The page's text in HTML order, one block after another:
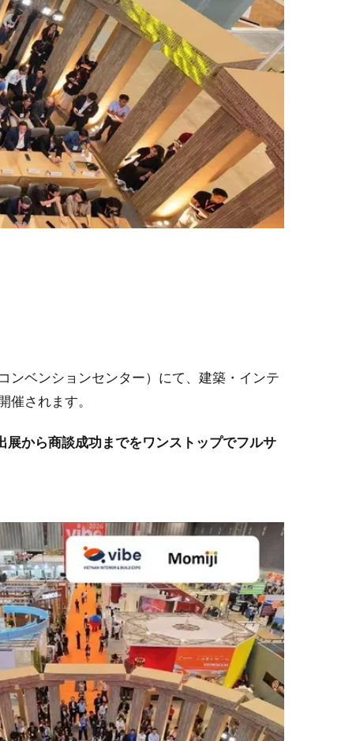
ンベンションセンター）にて、建築・インテ
催されます。
展から商談成功までをワンストップでフルサ